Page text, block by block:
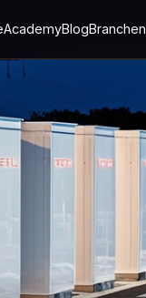
AcademyBlogBranchen